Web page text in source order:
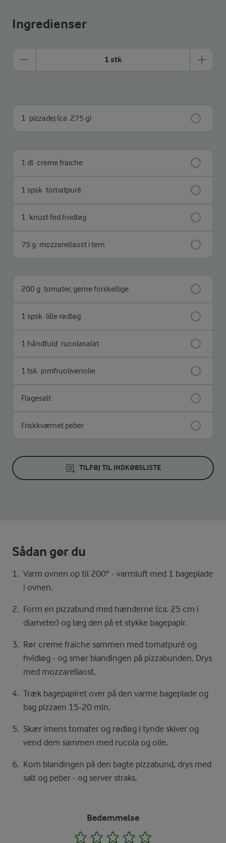
Ingredienser
1 stk
1 pizzadej (ca. 275 g)
1 dl creme fraiche
1 spsk tomatpuré
1 knust fed hvidløg
75 g mozzarellaost i tern
200 g tomater, gerne forskellige
1 spsk lille rødløg
1 håndfuld rucolasalat
1 tsk jomfruolivenolie
Flagesalt
Friskkværnet peber
TILFØJ TIL INDKØBSLISTE
Sådan gør du
Varm ovnen op til 200° - varmluft med 1 bageplade
i ovnen.
Form en pizzabund med hænderne (ca. 25 cm i
diameter) og læg den på et stykke bagepapir.
Rør creme fraiche sammen med tomatpuré og
hvidløg - og smør blandingen på pizzabunden. Drys
med mozzarellaost.
Træk bagepapiret over på den varme bageplade og
bag pizzaen 15-20 min.
Skær imens tomater og rødløg i tynde skiver og
vend dem sammen med rucola og olie.
Kom blandingen på den bagte pizzabund, drys med
salt og peber - og server straks.
Bedømmelse
1 2 3 4